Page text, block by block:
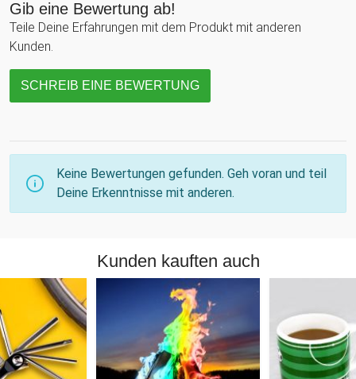
Gib eine Bewertung ab!
Teile Deine Erfahrungen mit dem Produkt mit anderen
Kunden.
SCHREIB EINE BEWERTUNG
Keine Bewertungen gefunden. Geh voran und teil
Deine Erkenntnisse mit anderen.
Kunden kauften auch